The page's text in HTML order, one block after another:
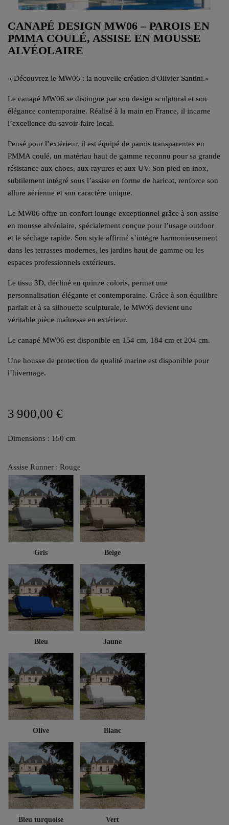
CANAPÉ DESIGN MW06 – PAROIS EN
PMMA COULÉ, ASSISE EN MOUSSE
ALVÉOLAIRE
« Découvrez le MW06 : la nouvelle création d'Olivier Santini.»
Le canapé MW06 se distingue par son design sculptural et son
élégance contemporaine. Réalisé à la main en France, il incarne
l’excellence du savoir-faire local.
Pensé pour l’extérieur, il est équipé de parois transparentes en
PMMA coulé, un matériau haut de gamme reconnu pour sa grande
résistance aux chocs, aux rayures et aux UV. Son pied en inox,
subtilement intégré sous l’assise en forme de haricot, renforce son
allure aérienne et son caractère unique.
Le MW06 offre un confort lounge exceptionnel grâce à son assise
en mousse alvéolaire, spécialement conçue pour l’usage outdoor
et le séchage rapide. Son style affirmé s’intègre harmonieusement
dans les terrasses modernes, les jardins haut de gamme ou les
espaces professionnels extérieurs.
Le tissu 3D, décliné en quinze coloris, permet une
personnalisation élégante et contemporaine. Grâce à son équilibre
parfait et à sa silhouette sculpturale, le MW06 devient une
véritable pièce maîtresse en extérieur.
Le canapé MW06 est disponible en 154 cm, 184 cm et 204 cm.
Une housse de protection de qualité marine est disponible pour
l’hivernage.
3 900,00 €
Dimensions : 150 cm
Assise Runner : Rouge
Gris Beige
Bleu Jaune
Olive Blanc
Bleu turquoise Vert